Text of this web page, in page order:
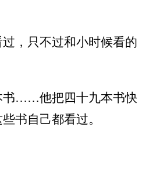
，只不过和小时候看的
……他把四十九本书快
书自己都看过。